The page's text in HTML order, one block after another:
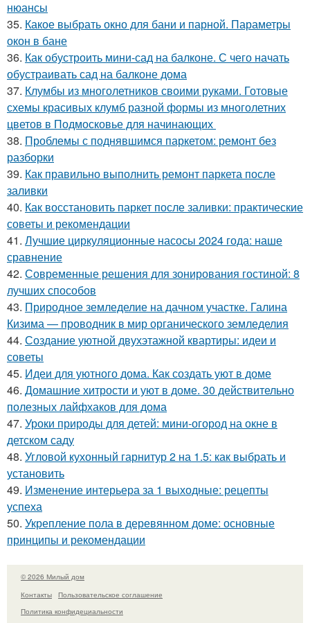
нюансы
35. Какое выбрать окно для бани и парной. Параметры
окон в бане
36. Как обустроить мини-сад на балконе. С чего начать
обустраивать сад на балконе дома
37. Клумбы из многолетников своими руками. Готовые
схемы красивых клумб разной формы из многолетних
цветов в Подмосковье для начинающих
38. Проблемы с поднявшимся паркетом: ремонт без
разборки
39. Как правильно выполнить ремонт паркета после
заливки
40. Как восстановить паркет после заливки: практические
советы и рекомендации
41. Лучшие циркуляционные насосы 2024 года: наше
сравнение
42. Современные решения для зонирования гостиной: 8
лучших способов
43. Природное земледелие на дачном участке. Галина
Кизима — проводник в мир органического земледелия
44. Создание уютной двухэтажной квартиры: идеи и
советы
45. Идеи для уютного дома. Как создать уют в доме
46. Домашние хитрости и уют в доме. 30 действительно
полезных лайфхаков для дома
47. Уроки природы для детей: мини-огород на окне в
детском саду
48. Угловой кухонный гарнитур 2 на 1.5: как выбрать и
установить
49. Изменение интерьера за 1 выходные: рецепты
успеха
50. Укрепление пола в деревянном доме: основные
принципы и рекомендации
© 2026 Милый дом
Контакты
Пользовательское соглашение
Политика конфидециальности